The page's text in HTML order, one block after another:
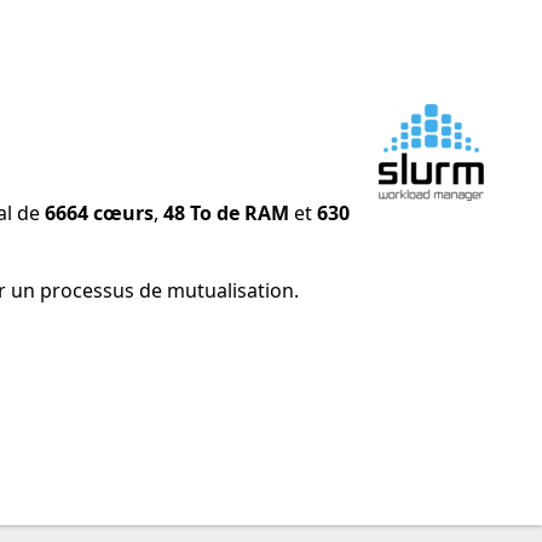
de6664 cœurs, 48 To de RAM et630
un processus de mutualisation.